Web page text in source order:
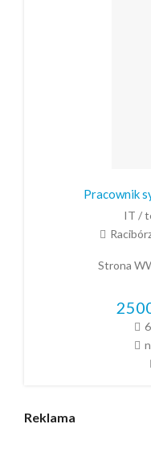
Pracownik
IT /
Strona
Reklama